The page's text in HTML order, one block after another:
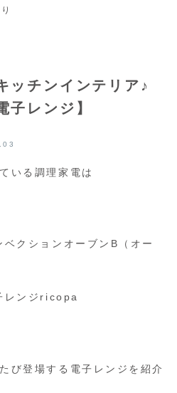
ッチンインテリア♪
子レンジ】
いる調理家電は
クションオーブンB（オー
レンジricopa
び登場する電子レンジを紹介